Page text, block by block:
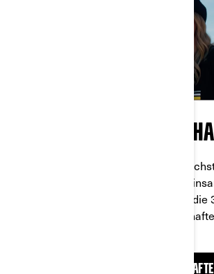
CAN-AM
Can-Am-Fahrer mit den
Lebensgeschichten teilen eine
für die offene Straße. Hören Sie sich die
Geschichten unserer Can-Am-
LERNE UNSERE